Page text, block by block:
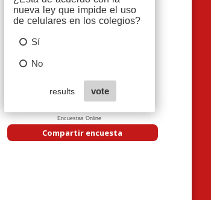
Encuestas Online
Compartir encuesta